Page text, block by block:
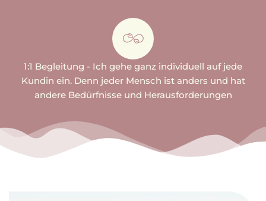
1:1 Begleitung - Ich gehe ganz individuell auf jede
Kundin ein. Denn jeder Mensch ist anders und hat
andere Bedürfnisse und Herausforderungen